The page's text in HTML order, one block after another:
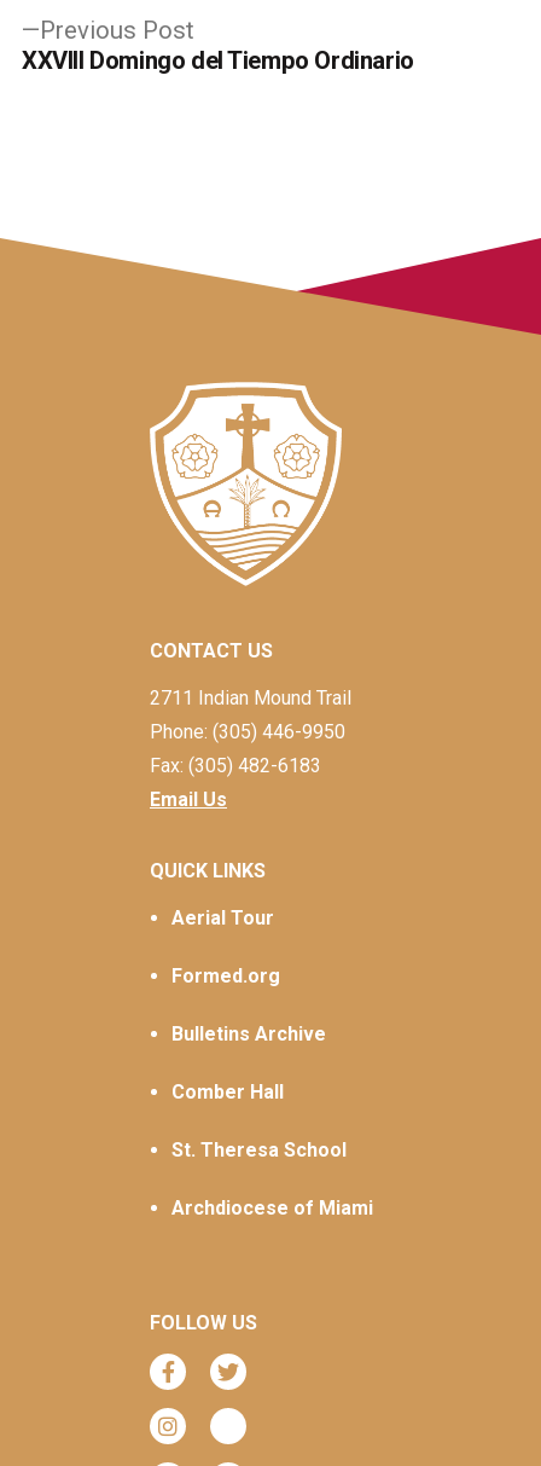
Previous Post
post:
XXVIII Domingo del Tiempo Ordinario
CONTACT US
2711 Indian Mound Trail
Phone: (305) 446-9950
Fax: (305) 482-6183
Email Us
QUICK LINKS
Aerial Tour
Formed.org
Bulletins Archive
Comber Hall
St. Theresa School
Archdiocese of Miami
FOLLOW US